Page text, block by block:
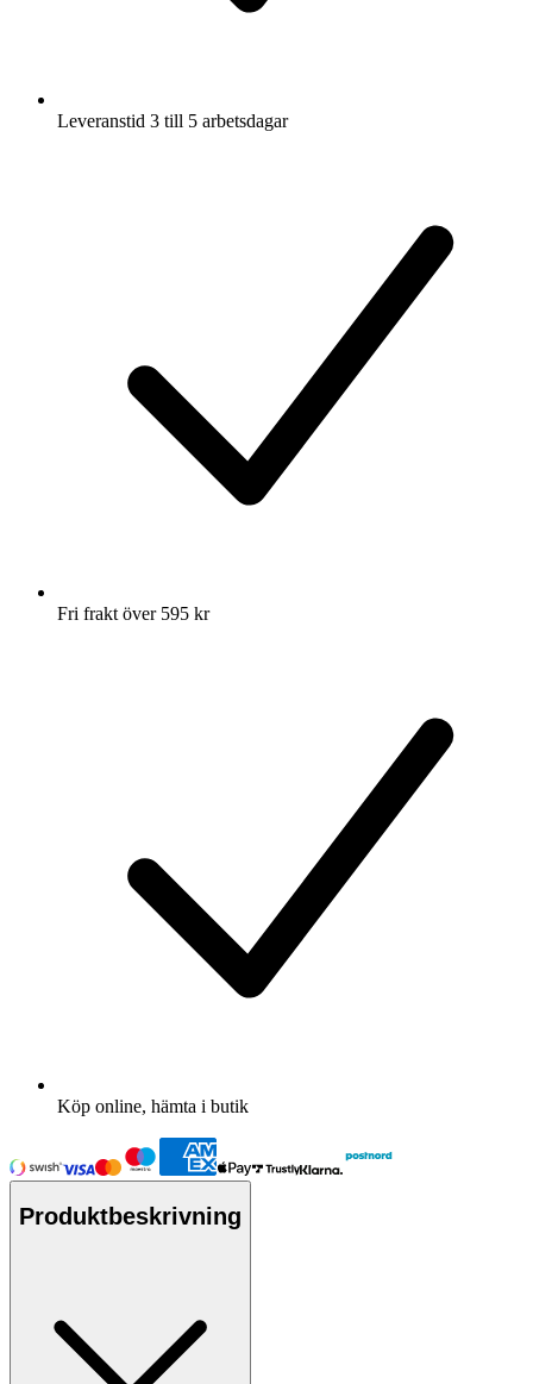
Leveranstid 3 till 5 arbetsdagar
Fri frakt över 595 kr
Köp online, hämta i butik
Produktbeskrivning